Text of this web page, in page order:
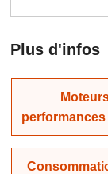
Plus d'infos